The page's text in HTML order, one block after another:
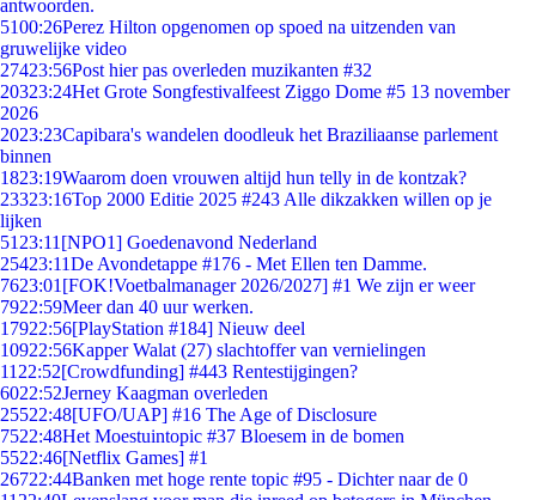
antwoorden.
5100:26Perez Hilton opgenomen op spoed na uitzenden van
gruwelijke video
27423:56Post hier pas overleden muzikanten #32
20323:24Het Grote Songfestivalfeest Ziggo Dome #5 13 november
2026
2023:23Capibara's wandelen doodleuk het Braziliaanse parlement
binnen
1823:19Waarom doen vrouwen altijd hun telly in de kontzak?
23323:16Top 2000 Editie 2025 #243 Alle dikzakken willen op je
lijken
51 23:11 [NPO1] Goedenavond Nederland
25423:11De Avondetappe #176 - Met Ellen ten Damme.
7623:01 [FOK!Voetbalmanager 2026/2027] #1 We zijn er weer
7922:59Meer dan 40 uur werken.
17922:56[PlayStation #184] Nieuw deel
10922:56Kapper Walat (27) slachtoffer van vernielingen
11 22:52[Crowdfunding] #443 Rentestijgingen?
6022:52Jerney Kaagman overleden
25522:48[UFO/UAP] #16 The Age of Disclosure
7522:48Het Moestuintopic #37 Bloesem in de bomen
5522:46[Netflix Games] #1
26722:44Banken met hoge rente topic #95 - Dichter naar de 0